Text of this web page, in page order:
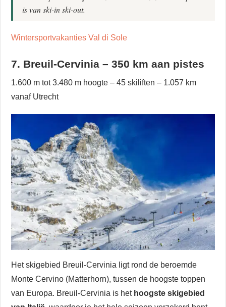
is van ski-in ski-out.
Wintersportvakanties Val di Sole
7. Breuil-Cervinia – 350 km aan pistes
1.600 m tot 3.480 m hoogte – 45 skiliften – 1.057 km
vanaf Utrecht
Het skigebied Breuil-Cervinia ligt rond de beroemde
Monte Cervino (Matterhorn), tussen de hoogste toppen
van Europa. Breuil-Cervinia is het hoogste skigebied